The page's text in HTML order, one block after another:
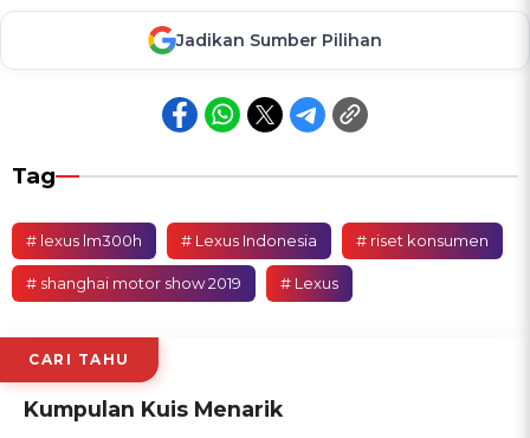
Jadikan Sumber Pilihan
Tag
# lexus lm300h # Lexus Indonesia # riset konsumen
# shanghai motor show 2019 # Lexus
CARI TAHU
Kumpulan Kuis Menarik